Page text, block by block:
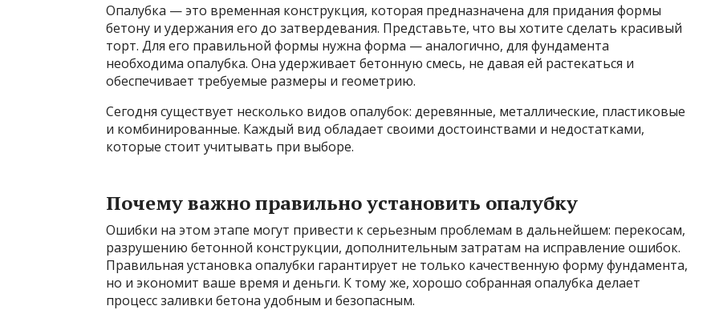
Опалубка — это временная конструкция, которая предназначена для придания формы
бетону и удержания его до затвердевания. Представьте, что вы хотите сделать красивый
торт. Для его правильной формы нужна форма — аналогично, для фундамента
необходима опалубка. Она удерживает бетонную смесь, не давая ей растекаться и
обеспечивает требуемые размеры и геометрию.
Сегодня существует несколько видов опалубок: деревянные, металлические, пластиковые
и комбинированные. Каждый вид обладает своими достоинствами и недостатками,
которые стоит учитывать при выборе.
Почему важно правильно установить опалубку
Ошибки на этом этапе могут привести к серьезным проблемам в дальнейшем: перекосам,
разрушению бетонной конструкции, дополнительным затратам на исправление ошибок.
Правильная установка опалубки гарантирует не только качественную форму фундамента,
но и экономит ваше время и деньги. К тому же, хорошо собранная опалубка делает
процесс заливки бетона удобным и безопасным.